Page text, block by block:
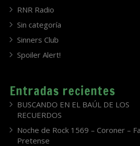
RNR Radio
Sin categoría
Sinners Club
Spoiler Alert!
Entradas recientes
BUSCANDO EN EL BAÚL DE LOS
RECUERDOS
Noche de Rock 1569 – Coroner –
Pretense